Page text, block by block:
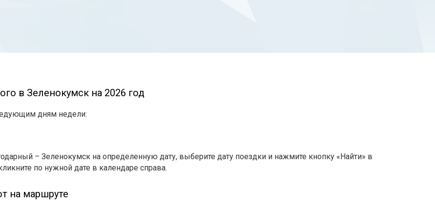
в Зеленокумск на 2026 год
дням недели:
– Зеленокумск на определенную дату, выберите дату поездки и нажмите кнопку «Найти» в
по нужной дате в календаре справа.
на маршруте